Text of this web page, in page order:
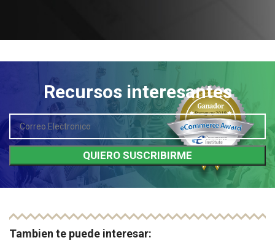
Recursos interesantes
Tambien te puede interesar: